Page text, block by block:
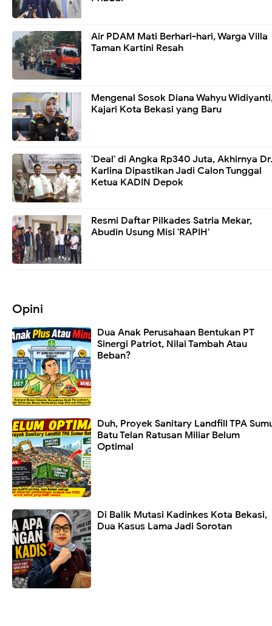
Air PDAM Mati Berhari-hari, Warga Villa
Taman Kartini Resah
Mengenal Sosok Diana Wahyu
Kajari Kota Bekasi yang Baru
'Deal' di Angka Rp340 Juta, Akhirnya Dr.
Karlina Dipastikan Jadi Calon Tunggal
Ketua KADIN Depok
Resmi Daftar Pilkades Satria Mekar,
Abudin Usung Misi 'RAPIH'
Opini
Dua Anak Perusahaan Bentukan PT
Sinergi Patriot, Nilai Tambah Atau
Beban?
Duh, Proyek Sanitary Landfill TPA
Batu Telan Ratusan Miliar Belum
Optimal
Di Balik Mutasi Kadinkes Kota Bekasi,
Dua Kasus Lama Jadi Sorotan